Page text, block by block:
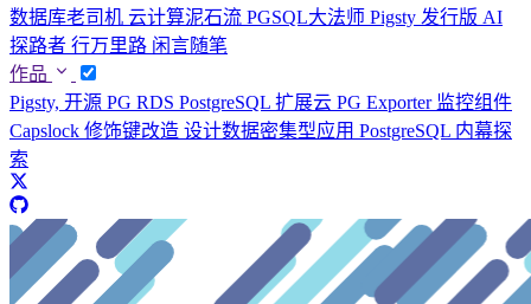
数据库老司机 云计算泥石流 PGSQL大法师 Pigsty 发行版 AI
探路者 行万里路 闲言随笔
作品
Pigsty, 开源 PG RDS PostgreSQL 扩展云 PG Exporter 监控组件
Capslock 修饰键改造 设计数据密集型应用 PostgreSQL 内幕探
索